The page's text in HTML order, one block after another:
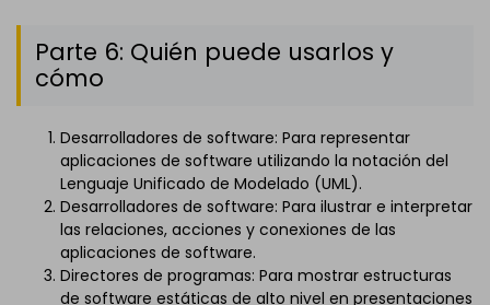
Parte 6: Quién puede usarlos y
cómo
Desarrolladores de software: Para representar
aplicaciones de software utilizando la notación del
Lenguaje Unificado de Modelado (UML).
Desarrolladores de software: Para ilustrar e interpretar
las relaciones, acciones y conexiones de las
aplicaciones de software.
Directores de programas: Para mostrar estructuras
de software estáticas de alto nivel en presentaciones